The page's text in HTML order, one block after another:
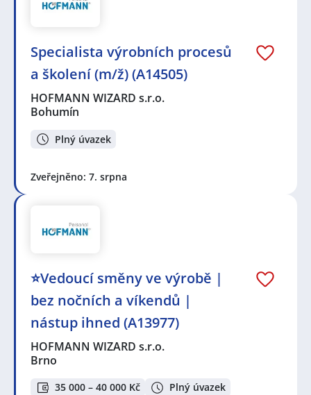
Specialista výrobních procesů
a školení (m/ž) (A14505)
HOFMANN WIZARD s.r.o.
Bohumín
Plný úvazek
Zveřejněno: 7. srpna
⭐Vedoucí směny ve výrobě |
bez nočních a víkendů |
nástup ihned (A13977)
HOFMANN WIZARD s.r.o.
Brno
35 000 – 40 000 Kč
Plný úvazek